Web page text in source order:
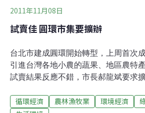
2011年11月08日
試賣佳 圓環市集要擴辦
台北市建成圓環開始轉型，上周首次
引進台灣各地小農的蔬果、地區農特
試賣結果反應不錯，市長郝龍斌要求
滯銷問題。北市府上周舉辦的能量市
循環經濟 農林漁牧業 環境經濟